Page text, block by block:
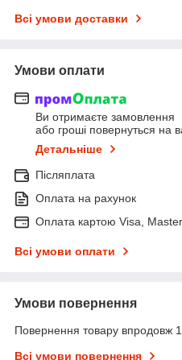
Всі умови доставки
Умови оплати
Ви отримаєте замовлення
або гроші повернуться на
Детальніше
Післяплата
Оплата на рахунок
Оплата картою Visa,
Всі умови оплати
Умови повернення
Повернення товару впродовж
Всі умови повернення